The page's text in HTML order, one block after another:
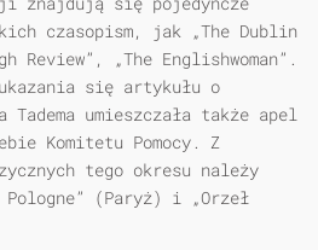
czasopism, jak „The Dublin
Review”, „The Englishwoman”.
się artykułu o
umieszczała także apel
Komitetu Pomocy. Z
tego okresu należy
Pologne” (Paryż) i „Orzeł